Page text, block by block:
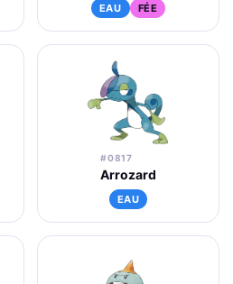
EAU FÉE
#0817
Arrozard
EAU